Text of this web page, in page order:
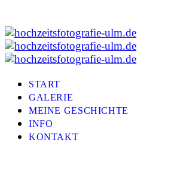
START
GALERIE
MEINE GESCHICHTE
INFO
KONTAKT